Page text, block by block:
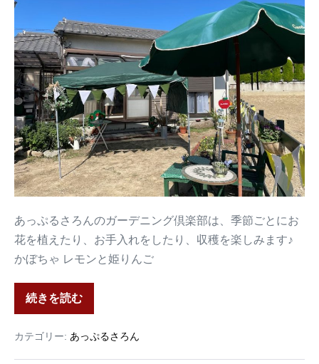
あっぷるさろんのガーデニング倶楽部は、季節ごとにお
花を植えたり、お手入れをしたり、収穫を楽しみます♪
かぼちゃ レモンと姫りんご
続きを読む
カテゴリー: あっぷるさろん